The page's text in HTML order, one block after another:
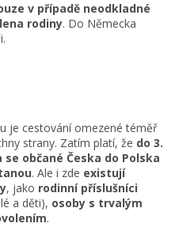
v případě neodkladné
rodiny. Do Německa
je cestování omezené téměř
strany. Zatím platí, že do 3.
se občané Česka do Polska
. Ale i zde existují
, jako rodinní příslušníci
a děti), osoby s trvalým
.